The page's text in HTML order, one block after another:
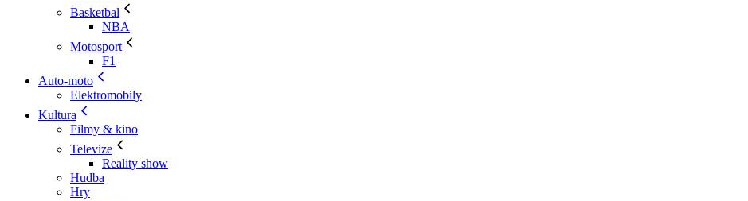
Basketbal
NBA
Motosport
F1
Auto-moto
Elektromobily
Kultura
Filmy & kino
Televize
Reality show
Hudba
Hry